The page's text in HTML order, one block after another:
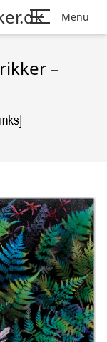
Menu
–